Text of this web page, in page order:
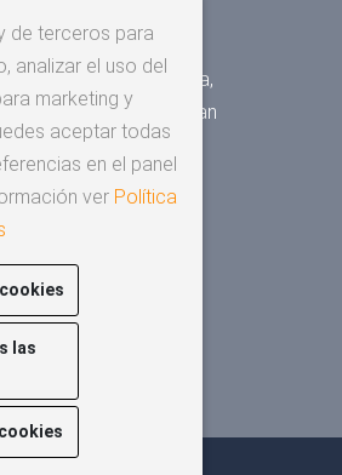
| Abogados Elda,
| Abogados Jaén |
| Abogados Orihuela,
Laguna | Abogados San
Sevilla | Abogados
de terceros para
analizar el uso del
marketing y
aceptar todas
en el panel
ver Política
las